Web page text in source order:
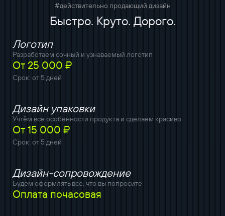
#действительно продающий дизайн
Быстро. Круто. Дорого.
Логотип
Разработаем сочный и узнаваемый логотип
От 25 000 ₽
Срок: от 5 дней
Дизайн упаковки
Учтём все особенности продукта и сделаем красиво
От 15 000 ₽
Срок: от 5 дней
Дизайн-сопровождение
Будем оформлять все, что вы попросите
Оплата почасовая